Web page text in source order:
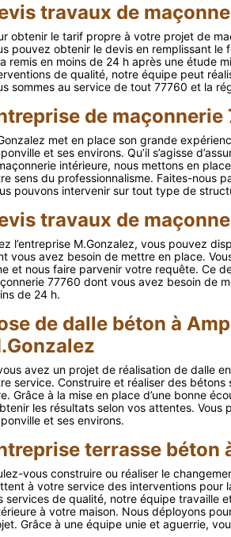
travaux de
obtenir le tarif propre à votre projet de
pouvez obtenir le devis en remplissant le
remis en moins de 24 h après une étude
de qualité, notre équipe peut
sommes au service de tout 77760 et la
de maçonnerie
met en place son grande
et ses environs. Qu’il s’agisse
intérieure, nous mettons en
sens du professionnalisme. Faites-nous
pouvons intervenir sur tout type de
travaux de
l’entreprise M.Gonzalez, vous pouvez
vous avez besoin de mettre en place.
et nous faire parvenir votre requête. Ce
77760 dont vous avez besoin de
de 24 h.
de dalle béton à
avez un projet de réalisation de dalle
service. Construire et réaliser des
Grâce à la mise en place d’une bonne
les résultats selon vos attentes.
et ses environs.
terrasse béton
vous construire ou réaliser le
à votre service des interventions pour
services de qualité, notre équipe travaille
à votre maison. Nous déployons
Grâce à une équipe unie et aguerrie,